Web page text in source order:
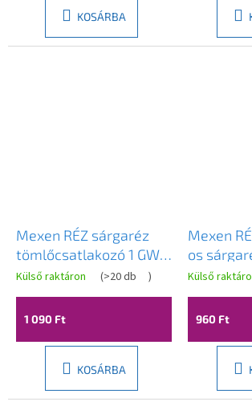
KOSÁRBA
Mexen RÉZ sárgaréz
tömlőcsatlakozó 1 GW x
19 mm - W97422-1019
Külső raktáron (>20 db )
1 090 Ft
KOSÁRBA
Mexen
os
1/2 GW -
Külső
960 Ft